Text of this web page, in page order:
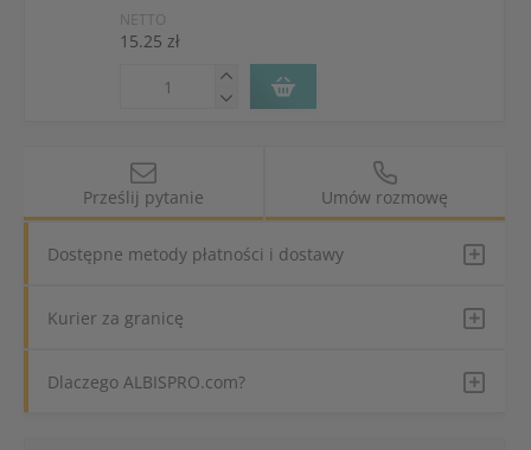
NETTO
15.25 zł
Prześlij pytanie Umów rozmowę
Dostępne metody płatności i dostawy
Kurier za granicę
Dlaczego ALBISPRO.com?